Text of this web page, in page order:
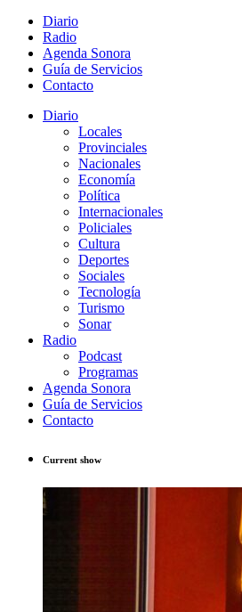
Diario
Radio
Agenda Sonora
Guía de Servicios
Contacto
Diario
Locales
Provinciales
Nacionales
Economía
Política
Internacionales
Policiales
Cultura
Deportes
Sociales
Tecnología
Turismo
Sonar
Radio
Podcast
Programas
Agenda Sonora
Guía de Servicios
Contacto
Current show